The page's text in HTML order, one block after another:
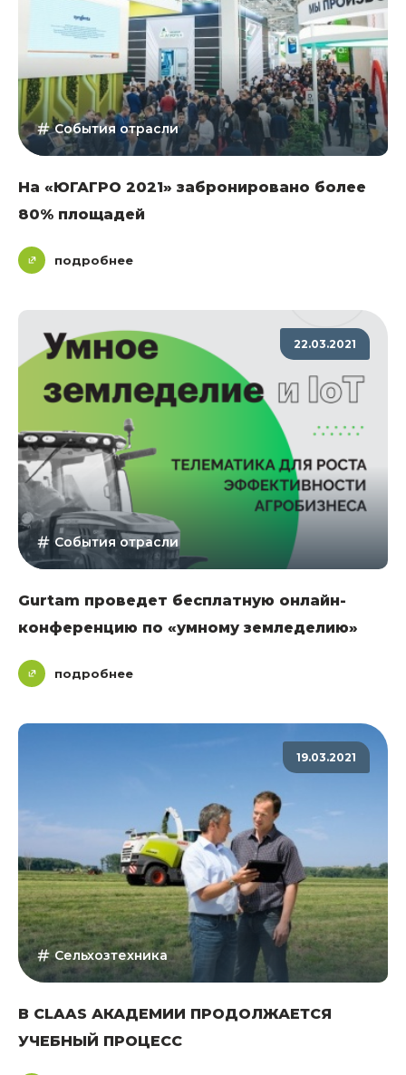
События отрасли
На «ЮГАГРО 2021» забронировано более
80% площадей
подробнее
22.03.2021
События отрасли
Gurtam проведет бесплатную онлайн-
конференцию по «умному земледелию»
подробнее
19.03.2021
Сельхозтехника
В CLAAS АКАДЕМИИ ПРОДОЛЖАЕТСЯ
УЧЕБНЫЙ ПРОЦЕСС